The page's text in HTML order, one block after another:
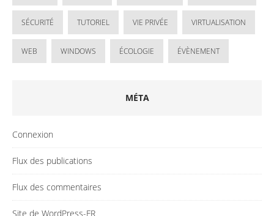
SÉCURITÉ TUTORIEL VIE PRIVÉE VIRTUALISATION
WEB WINDOWS ÉCOLOGIE ÉVÈNEMENT
MÉTA
Connexion
Flux des publications
Flux des commentaires
Site de WordPress-FR